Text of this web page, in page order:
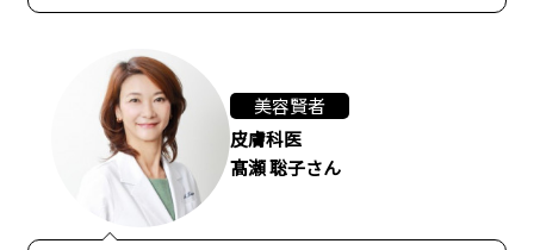
美容賢者
皮膚科医
髙瀬 聡子さん